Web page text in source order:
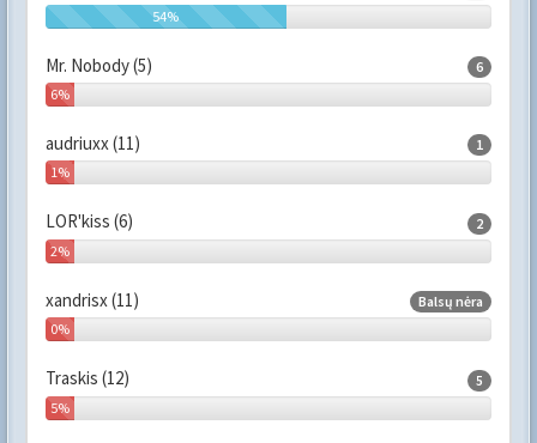
54%
Mr. Nobody (5)
6
6%
audriuxx (11)
1
1%
LOR'kiss (6)
2
2%
xandrisx (11)
Balsų nėra
0%
Traskis (12)
5
5%